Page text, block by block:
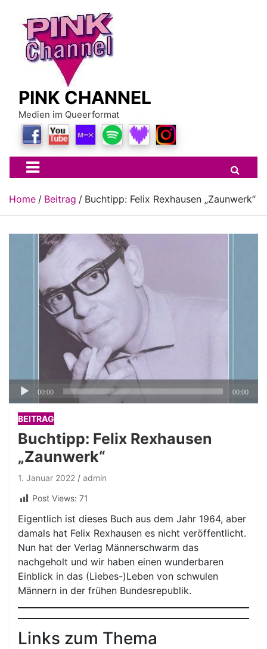
content
PINK CHANNEL
Medien im Queerformat
Home Beitrag Buchtipp: Felix Rexhausen „Zaunwerk“
Audio-
Player
00:00 00:00
BEITRAG
Buchtipp: Felix Rexhausen
„Zaunwerk“
1. Januar 2022
admin
Post Views: 71
Eigentlich ist dieses Buch aus dem Jahr 1964, aber
damals hat Felix Rexhausen es nicht veröffentlicht.
Nun hat der Verlag Männerschwarm das
nachgeholt und wir haben einen wunderbaren
Einblick in das (Liebes-)Leben von schwulen
Männern in der frühen Bundesrepublik.
Links zum Thema